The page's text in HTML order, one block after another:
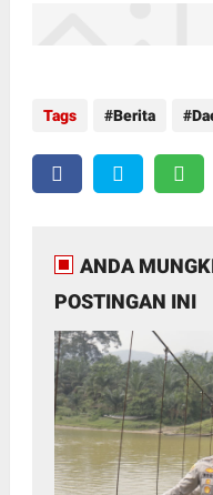
Tags Berita
ANDA
POSTINGAN INI